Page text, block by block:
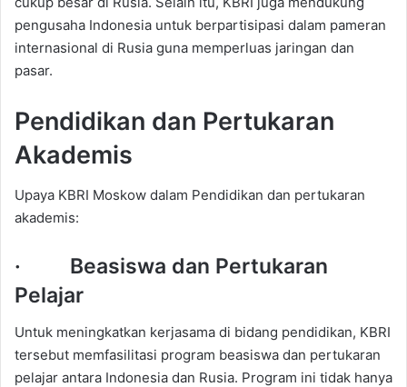
pengusaha Indonesia untuk berpartisipasi dalam pameran
internasional di Rusia guna memperluas jaringan dan
pasar.
Pendidikan dan Pertukaran
Akademis
Upaya KBRI Moskow dalam Pendidikan dan pertukaran
akademis:
· Beasiswa dan Pertukaran
Pelajar
Untuk meningkatkan kerjasama di bidang pendidikan, KBRI
tersebut memfasilitasi program beasiswa dan pertukaran
pelajar antara Indonesia dan Rusia. Program ini tidak hanya